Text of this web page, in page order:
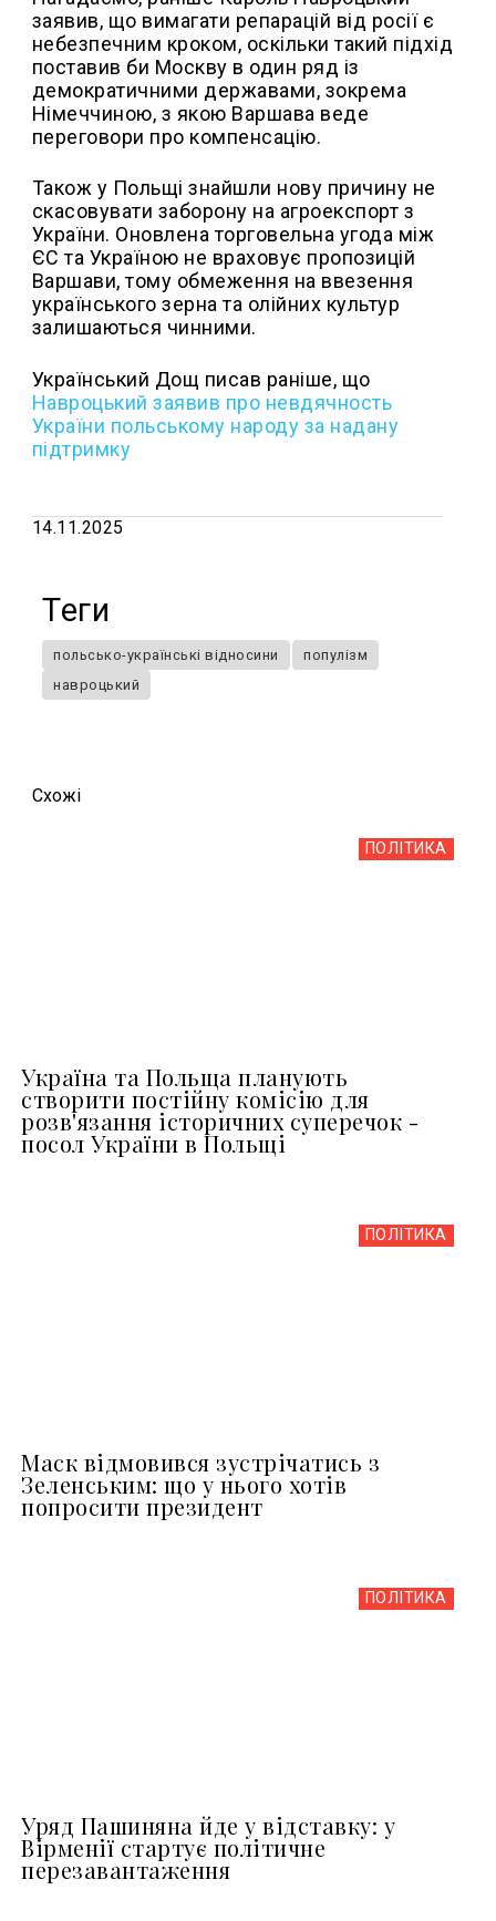
заявив, що вимагати репарацій від росії є
небезпечним кроком, оскільки такий підхід
поставив би Москву в один ряд із
демократичними державами, зокрема
Німеччиною, з якою Варшава веде
переговори про компенсацію.
Також у Польщі знайшли нову причину не
скасовувати заборону на агроекспорт з
України. Оновлена торговельна угода між
ЄС та Україною не враховує пропозицій
Варшави, тому обмеження на ввезення
українського зерна та олійних культур
залишаються чинними.
Український Дощ писав раніше, що
Навроцький заявив про невдячность
України польському народу за надану
підтримку
14.11.2025
Теги
польсько-українські відносини
популізм
навроцький
Схожi
ПОЛІТИКА
Україна та Польща планують
створити постійну комісію для
розв'язання історичних суперечок -
посол України в Польщі
ПОЛІТИКА
Маск відмовився зустрічатись з
Зеленським: що у нього хотів
попросити президент
ПОЛІТИКА
Уряд Пашиняна йде у відставку: у
Вірменії стартує політичне
перезавантаження